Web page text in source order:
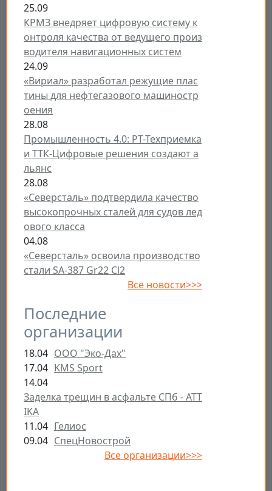
25.09
КРМЗ внедряет цифровую систему к
онтроля качества от ведущего произ
водителя навигационных систем
24.09
«Вириал» разработал режущие плас
тины для нефтегазового машиностр
оения
28.08
Промышленность 4.0: РТ-Техприемка
и ТТК-Цифровые решения создают а
льянс
28.08
«Северсталь» подтвердила качество
высокопрочных сталей для судов лед
ового класса
04.08
«Северсталь» освоила производство
стали SA-387 Gr22 Cl2
Все новости>>>
Последние
организации
18.04 ООО "Эко-Дах"
17.04 KMS Sport
14.04
Заделка трещин в асфальте СПб - ATT
IKA
11.04 Гелиос
09.04 СпецНовострой
Все организации>>>